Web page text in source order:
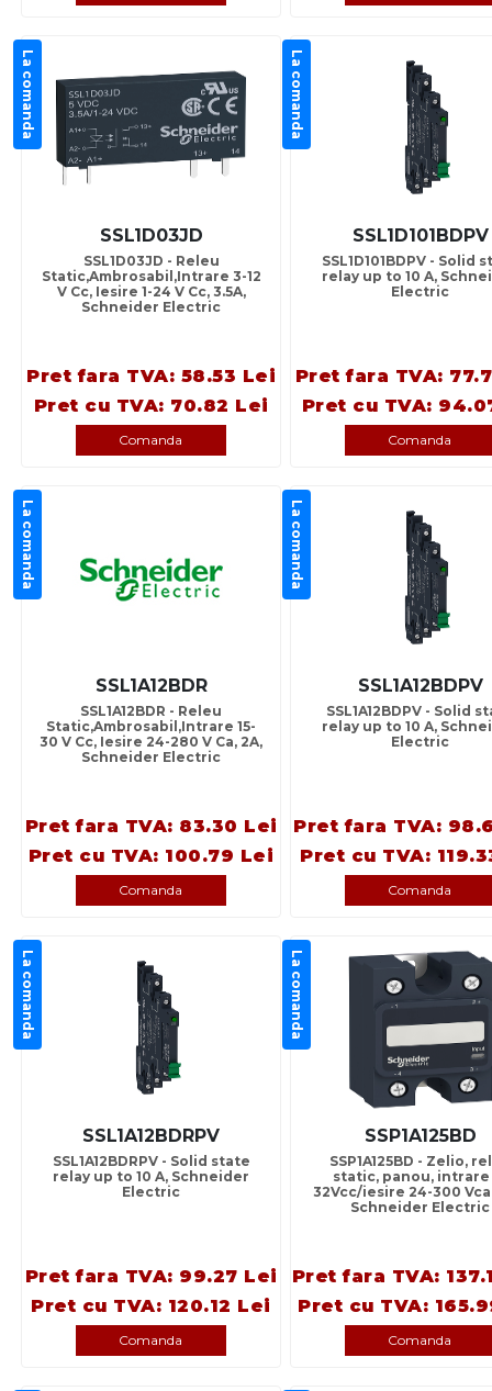
La comanda
SSL1D03JD
SSL1D03JD - Releu
Static,Ambrosabil,Intrare 3-12
V Cc, Iesire 1-24 V Cc, 3.5A,
Schneider Electric
Pret fara TVA: 58.53 Lei
Pret cu TVA: 70.82 Lei
Comanda
La comanda
SSL1D101BDPV
SSL1D101BDPV - Solid
relay up to 10 A,
Electric
Pret fara TVA:
Pret cu TVA:
Comanda
La comanda
SSL1A12BDR
SSL1A12BDR - Releu
Static,Ambrosabil,Intrare 15-
30 V Cc, Iesire 24-280 V Ca, 2A,
Schneider Electric
Pret fara TVA: 83.30 Lei
Pret cu TVA: 100.79 Lei
Comanda
La comanda
SSL1A12BDPV
SSL1A12BDPV - Solid
relay up to 10 A,
Electric
Pret fara TVA:
Pret cu TVA:
Comanda
La comanda
SSL1A12BDRPV
SSL1A12BDRPV - Solid state
relay up to 10 A, Schneider
Electric
Pret fara TVA: 99.27 Lei
Pret cu TVA: 120.12 Lei
Comanda
La comanda
SSP1A125BD
SSP1A125BD - Zelio,
static, panou, intrare
32Vcc/iesire 24-300
Schneider Electric
Pret fara TVA:
Pret cu TVA:
Comanda